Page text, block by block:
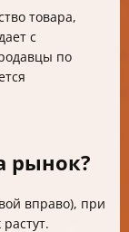
товара,
с
по
рынок?
вправо), при